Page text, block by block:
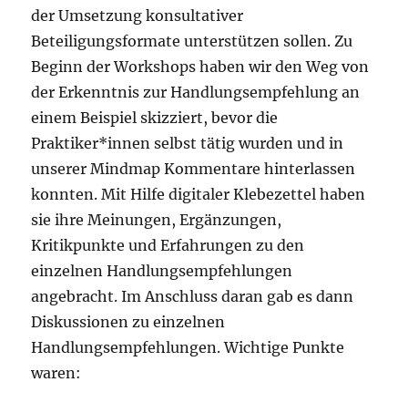
der Umsetzung konsultativer
Beteiligungsformate unterstützen sollen. Zu
Beginn der Workshops haben wir den Weg von
der Erkenntnis zur Handlungsempfehlung an
einem Beispiel skizziert, bevor die
Praktiker*innen selbst tätig wurden und in
unserer Mindmap Kommentare hinterlassen
konnten. Mit Hilfe digitaler Klebezettel haben
sie ihre Meinungen, Ergänzungen,
Kritikpunkte und Erfahrungen zu den
einzelnen Handlungsempfehlungen
angebracht. Im Anschluss daran gab es dann
Diskussionen zu einzelnen
Handlungsempfehlungen. Wichtige Punkte
waren: